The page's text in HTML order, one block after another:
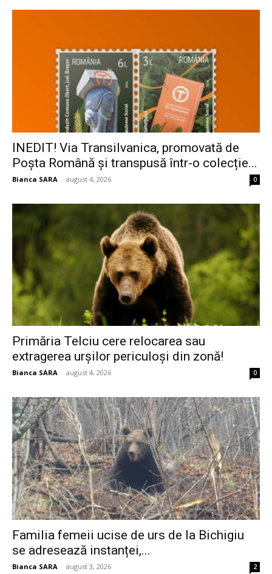
INEDIT! Via Transilvanica, promovată de
Poșta Română și transpusă într-o colecție...
Bianca SARA - august 4, 2026 0
Primăria Telciu cere relocarea sau
extragerea urșilor periculoși din zonă!
Bianca SARA - august 4, 2026 0
Familia femeii ucise de urs de la Bichigiu
se adresează instanței,...
Bianca SARA - august 3, 2026 2